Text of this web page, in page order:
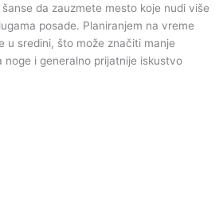
da zauzmete mesto koje nudi više
posade. Planiranjem na vreme
u sredini, što može značiti manje
noge i generalno prijatnije iskustvo